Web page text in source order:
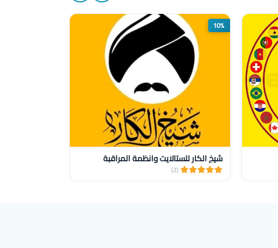
10%
شيخ الكار للستالايت وانظمة المراقبة
(2)